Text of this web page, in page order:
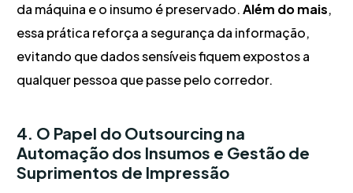
da máquina e o insumo é preservado.Além do mais,
essa prática reforça a segurança da informação,
evitando que dados sensíveis fiquem expostos a
qualquer pessoa que passe pelo corredor.
4. O Papel do Outsourcing na
Automação dos Insumos e Gestão de
Suprimentos de Impressão